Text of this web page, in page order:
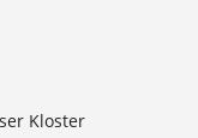
Kloster